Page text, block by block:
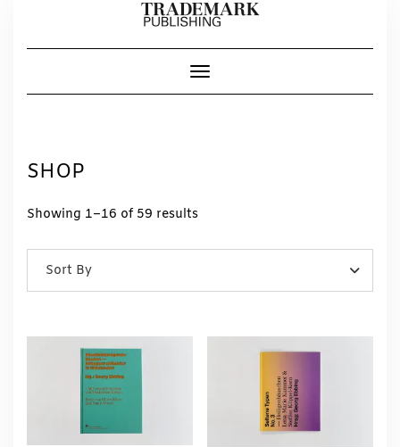
Toggle Navigation
SHOP
Showing 1–16 of 59 results
Sort By